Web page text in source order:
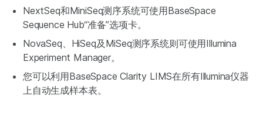
NextSeq和MiniSeq测序系统可使用BaseSpace
Sequence Hub“准备”选项卡。
NovaSeq、HiSeq及MiSeq测序系统则可使用Illumina
Experiment Manager。
您可以利用BaseSpace Clarity LIMS在所有Illumina仪器
上自动生成样本表。